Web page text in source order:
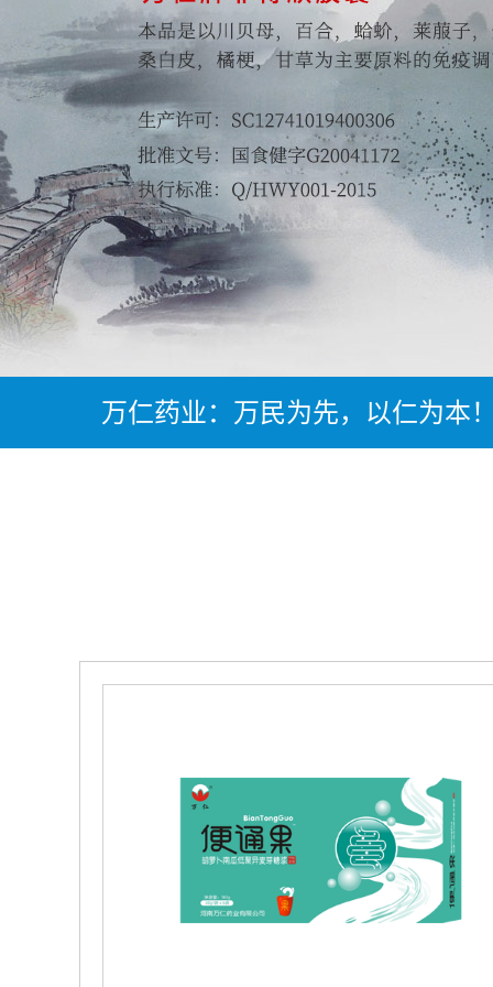
万仁药业：万民为先，以仁为本